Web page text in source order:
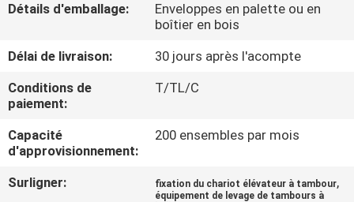
DE
CONTRÔLE
DE
LA
QUALITÉ
Détails d'emballage:
Enveloppes en palette ou en
boîtier en bois
Délai de livraison:
30 jours après l'acompte
Conditions de
paiement:
T/TL/C
Capacité
d'approvisionnement:
200 ensembles par mois
Surligner: fixation du chariot élévateur à tambour,
équipement de levage de tambours à